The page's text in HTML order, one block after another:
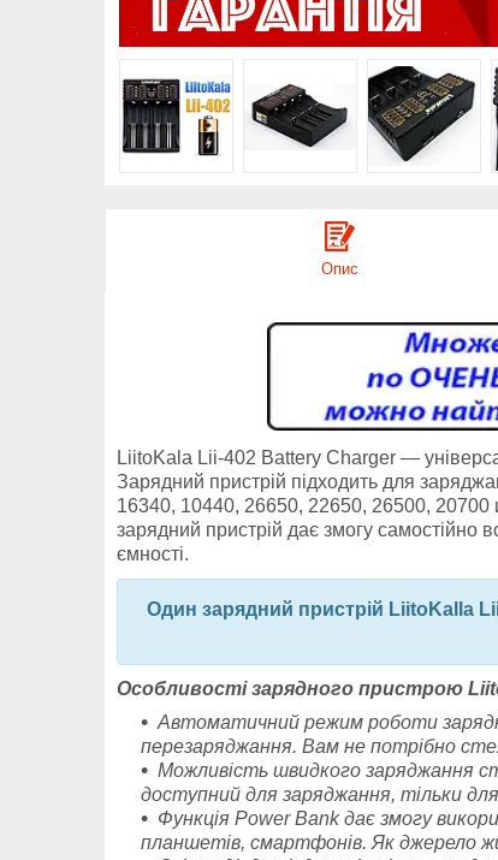
Опис
LiitoKala Lii-402 Battery Charger —
Зарядний пристрій підходить для
16340, 10440, 26650, 22650, 26500, 20700
зарядний пристрій дає змогу
ємності.
Один зарядний пристрій LiitoKalla
Особливості зарядного пристрою
Автоматичний режим роботи
перезаряджання. Вам не потрібно
Можливість швидкого заряджання
доступний для заряджання, тільки
Функція Power Bank дає змогу
планшетів, смартфонів. Як джерело